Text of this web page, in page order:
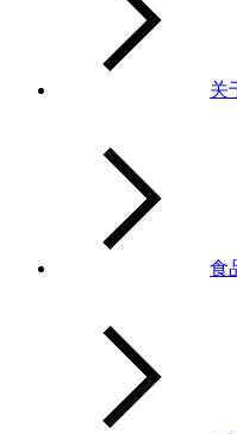
关
食